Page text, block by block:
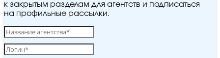
к закрытым разделам для агентств и подписаться
на профильные рассылки.